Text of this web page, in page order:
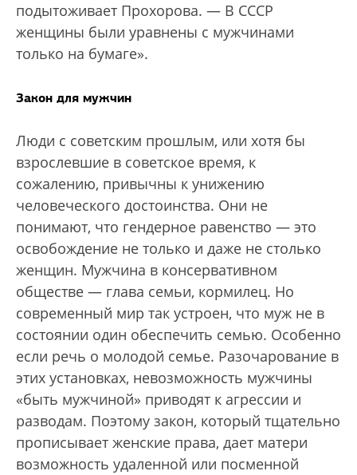
подытоживает Прохорова. — В СССР
женщины были уравнены с мужчинами
только на бумаге».
Закон для мужчин
Люди с советским прошлым, или хотя бы
взрослевшие в советское время, к
сожалению, привычны к унижению
человеческого достоинства. Они не
понимают, что гендерное равенство — это
освобождение не только и даже не столько
женщин. Мужчина в консервативном
обществе — глава семьи, кормилец. Но
современный мир так устроен, что муж не в
состоянии один обеспечить семью. Особенно
если речь о молодой семье. Разочарование в
этих установках, невозможность мужчины
«быть мужчиной» приводят к агрессии и
разводам. Поэтому закон, который тщательно
прописывает женские права, дает матери
возможность удаленной или посменной